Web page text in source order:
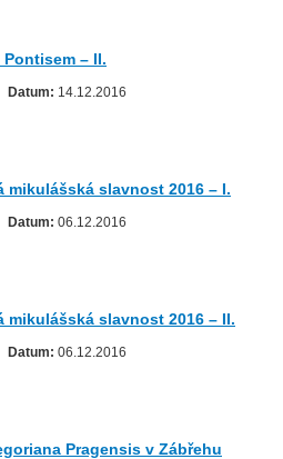
– II.
Datum: 14.12.2016
mikulášská slavnost 2016 – I.
Datum: 06.12.2016
mikulášská slavnost 2016 – II.
Datum: 06.12.2016
Pragensis v Zábřehu